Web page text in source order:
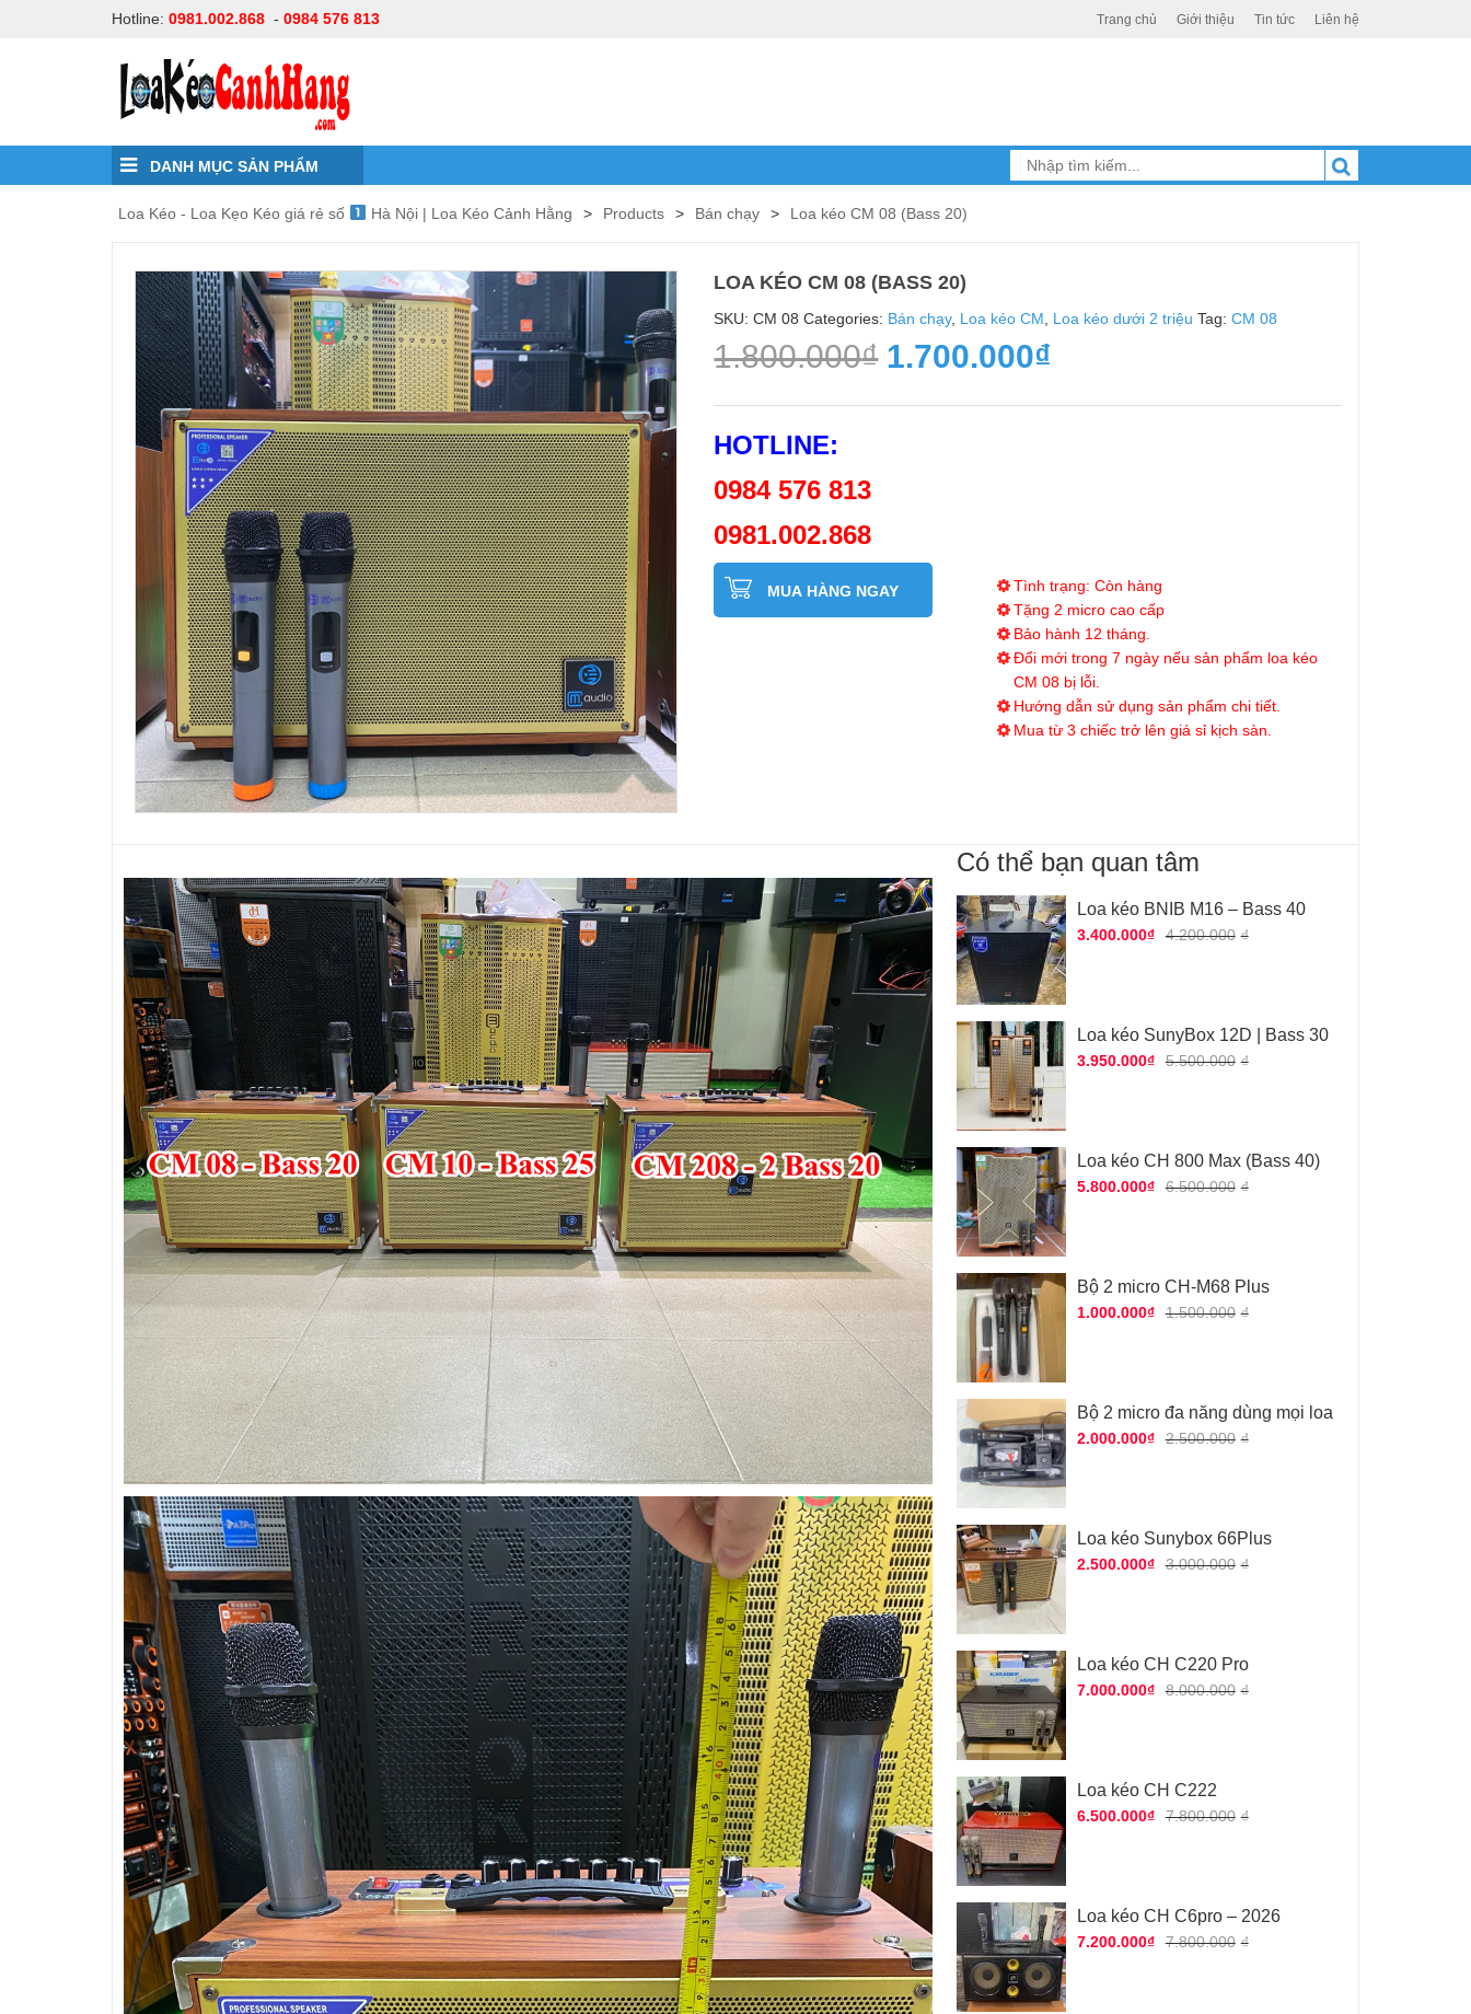
Hotline: 0981.002.868 - 0984 576 813 Trang chủ Giới thiệu Tin tức Liên hệ
DANH MỤC SẢN PHẨM
Loa Kéo - Loa Kẹo Kéo giá rẻ số Hà Nội | Loa Kéo Cảnh Hằng > Products > Bán chạy > Loa kéo CM 08 (Bass 20)
LOA KÉO CM 08 (BASS 20)
SKU:CM 08 Categories: Bán chạy, Loa kéo CM Loa kéo dưới 2 triệu Tag:CM 08
1.800.000₫ 1.700.000₫
HOTLINE:
0984 576 813
0981.002.868
MUA HÀNG NGAY
Tình trạng: Còn hàng
Tặng 2 micro cao cấp
Bảo hành 12 tháng.
Đổi mới trong 7 ngày nếu sản phẩm loa kéo
CM 08 bị lỗi.
Hướng dẫn sử dụng sản phẩm chi tiết.
Mua từ 3 chiếc trở lên giá sỉ kịch sàn.
Có thể bạn quan tâm
Loa kéo BNIB M16 – Bass 40
4.200.000 ₫
3.400.000₫
Loa kéo SunyBox 12D | Bass 30
5.500.000 ₫
3.950.000₫
Loa kéo CH 800 Max (Bass 40)
6.500.000 ₫
5.800.000₫
Bộ 2 micro CH-M68 Plus
1.500.000 ₫
1.000.000₫
Bộ 2 micro đa năng dùng mọi loa
2.500.000 ₫
2.000.000₫
Loa kéo Sunybox 66Plus
3.000.000 ₫
2.500.000₫
Loa kéo CH C220 Pro
8.000.000 ₫
7.000.000₫
Loa kéo CH C222
7.800.000 ₫
6.500.000₫
Loa kéo CH C6pro – 2026
7.800.000 ₫
7.200.000₫